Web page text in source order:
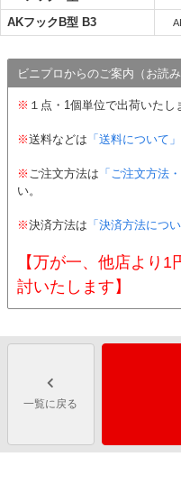
AKフックB型 B3
ビニプロからのご案内（お読み
※ １点・1個単位で出荷いたし
※送料などは 「送料について」
※ ご注文方法は 「ご注文方法
い。
※決済方法は 「決済方法につい
【万が一、他店より
討いたします】
一覧に戻る